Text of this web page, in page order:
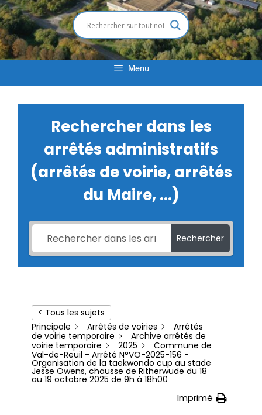
Menu
Rechercher dans les
arrêtés administratifs
(arrêtés de voirie, arrêtés
du Maire, ...)
Rechercher
< Tous les sujets
Principale
Arrêtés de voiries
Arrêtés
de voirie temporaire
Archive arrêtés de
voirie temporaire
2025
Commune de
Val-de-Reuil - Arrêté N°VO-2025-156 -
Organisation de la taekwondo cup au stade
Jesse Owens, chausse de Ritherwude du 18
au 19 octobre 2025 de 9h à 18h00
Imprimé